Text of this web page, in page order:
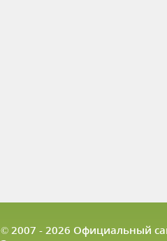
© 2007 - 2026 Официальный